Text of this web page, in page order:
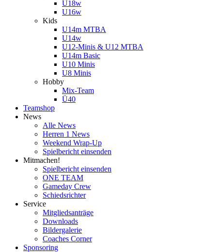
U18w
U16w
Kids
U14m MTBA
U14w
U12-Minis & U12 MTBA
U14m Basic
U10 Minis
U8 Minis
Hobby
Mix-Team
Ü40
Teamshop
News
Alle News
Herren 1 News
Weekend Wrap-Up
Spielbericht einsenden
Mitmachen!
Spielbericht einsenden
ONE TEAM
Gameday Crew
Schiedsrichter
Service
Mitgliedsanträge
Downloads
Bildergalerie
Coaches Corner
Sponsoring